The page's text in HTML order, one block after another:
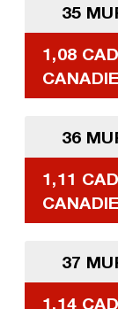
35
1,08
36
1,11
37
1,14